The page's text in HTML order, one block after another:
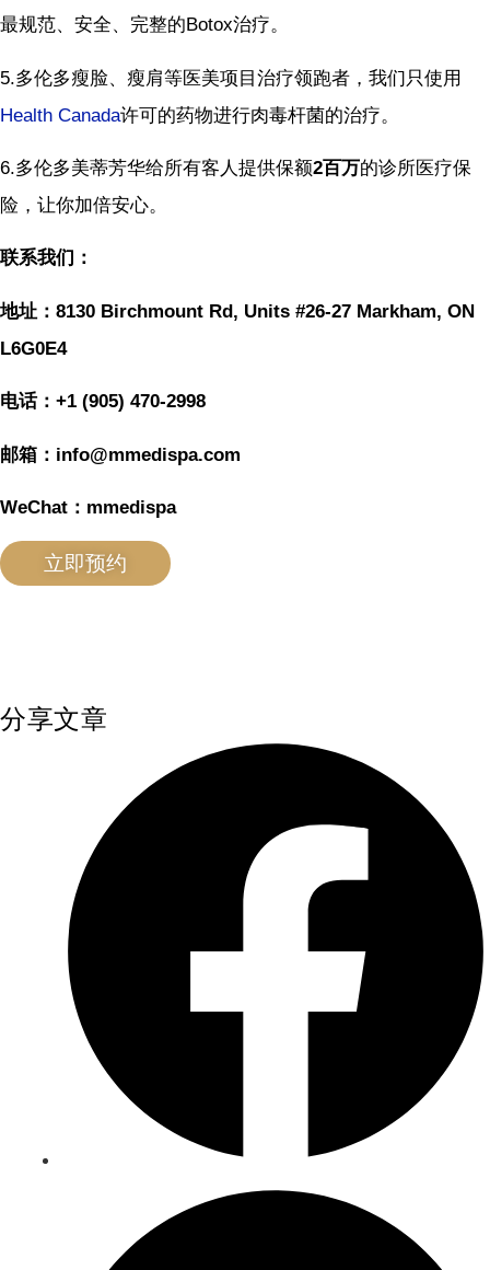
最规范、安全、完整的Botox治疗。
5.多伦多瘦脸、瘦肩等医美项目治疗领跑者，我们只使用
Health Canada许可的药物进行肉毒杆菌的治疗。
6.多伦多美蒂芳华给所有客人提供保额2百万的诊所医疗保
险，让你加倍安心。
联系我们：
地址：8130 Birchmount Rd, Units #26-27 Markham, ON
L6G0E4
电话：+1 (905) 470-2998
邮箱：info@mmedispa.com
WeChat：mmedispa
立即预约
分享文章